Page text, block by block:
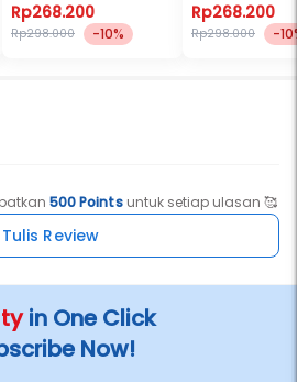
Rp268.200
Rp298.000 -10%
Rp268.200
Rp298.000 -
500 Pointsuntuk setiap ulasan 🥰
Tulis Review
in One Click
Now!